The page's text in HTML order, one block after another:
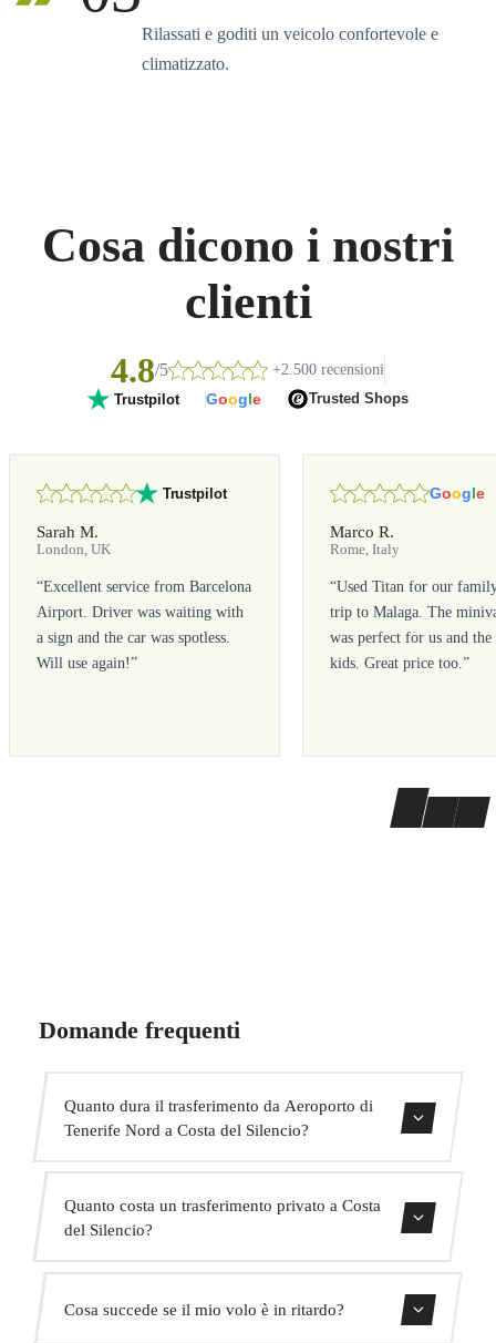
Rilassati e goditi un veicolo confortevole e
climatizzato.
Cosa dicono i nostri
clienti
4.8/5 +2.500 recensioni
Trustpilot Google Trusted Shops
Trustpilot
Sarah M.
London, UK
“Excellent service from Barcelona
Airport. Driver was waiting with
a sign and the car was spotless.
Will use again!”
Google
Marco R.
Rome, Italy
“Used Titan for our
trip to Malaga. The
was perfect for us and the
kids. Great price too.”
Domande frequenti
Quanto dura il trasferimento da Aeroporto di
Tenerife Nord a Costa del Silencio?
Quanto costa un trasferimento privato a Costa
del Silencio?
prezzo fisso immediato. Senza costi nascosti.
Cosa succede se il mio volo è in ritardo?